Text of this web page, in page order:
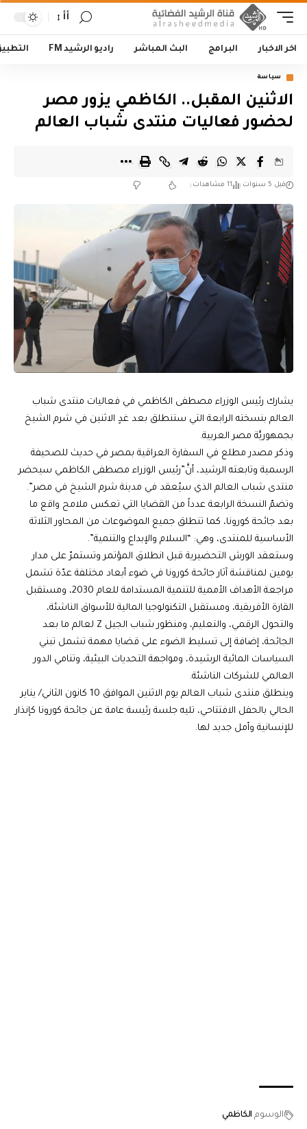
أأ
اخر الاخبار البرامج البث المباشر راديو الرشيد FM
سياسة
الاثنين المقبل.. الكاظمي يزور مصر
لحضور فعاليات منتدى شباب العالم
قبل 5 سنوات 11 مشاهدات
يشارك رئيس الوزراء مصطفى الكاظمي في فعاليات منتدى شباب
العالم بنسخته الرابعة التي ستنطلق بعد غدٍ الاثنين في شرم الشيخ
بجمهوريَّة مصر العربية.
وذكر مصدر مطلع في السفارة العراقية بمصر في حديث للصحيفة
الرسمية وتابعته الرشيد، أنَّ”رئيس الوزراء مصطفى الكاظمي سيحضر
منتدى شباب العالم الذي سيُعقد في مدينة شرم الشيخ في مصر”.
وتضمّ النسخة الرابعة عدداً من القضايا التي تعكس ملامح واقع ما
بعد جائحة كورونا، كما تنطلق جميع الموضوعات من المحاور الثلاثة
الأساسية للمنتدى، وهي: “السلام والإبداع والتنمية”.
وستعقد الورش التحضيرية قبل انطلاق المؤتمر وتستمرّ على مدار
يومين لمناقشة آثار جائحة كورونا في ضوء أبعاد مختلفة عدّة تشمل
مراجعة الأهداف الأممية للتنمية المستدامة للعام 2030، ومستقبل
القارة الأفريقية، ومستقبل التكنولوجيا المالية للأسواق الناشئة،
والتحول الرقمي، والتعليم، ومنظور شباب الجيل Z لعالم ما بعد
الجائحة، إضافة إلى تسليط الضوء على قضايا مهمة تشمل تبني
السياسات المائية الرشيدة، ومواجهة التحديات البيئية، وتنامي الدور
العالمي للشركات الناشئة.
وينطلق منتدى شباب العالم يوم الاثنين الموافق 10 كانون الثاني/ يناير
الحالي بالحفل الافتتاحي، تليه جلسة رئيسة عامة عن جائحة كورونا كإنذار
للإنسانية وأمل جديد لها.
الوسوم الكاظمي